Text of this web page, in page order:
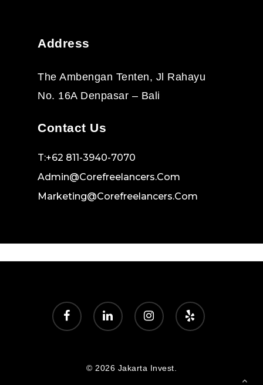
Address
The Ambengan Tenten, Jl Rahayu
No. 16A Denpasar – Bali
Contact Us
T:+62 811-3940-7070
Admin@corefreelancers.com
Marketing@corefreelancers.com
facebook linkedin instagram yelp
© 2026 Jakarta Invest.